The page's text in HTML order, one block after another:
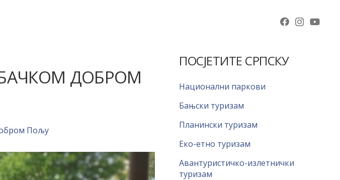
ДОБРОМ
Пољу
ПОСЈЕТИТЕ СРПСКУ
Национални паркови
Бањски туризам
Планински туризам
Еко-етно туризам
Авантуристичко-излетнички
туризам